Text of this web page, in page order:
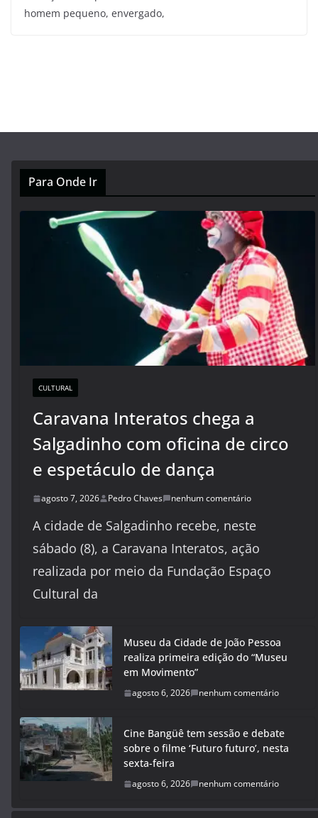
homem pequeno, envergado,
Para Onde Ir
CULTURAL
Caravana Interatos chega a
Salgadinho com oficina de circo
e espetáculo de dança
agosto 7, 2026 Pedro Chaves nenhum comentário
A cidade de Salgadinho recebe, neste
sábado (8), a Caravana Interatos, ação
realizada por meio da Fundação Espaço
Cultural da
Museu da Cidade de João Pessoa
realiza primeira edição do “Museu
em Movimento”
agosto 6, 2026 nenhum comentário
Cine Bangüê tem sessão e debate
sobre o filme ‘Futuro futuro’, nesta
sexta-feira
agosto 6, 2026 nenhum comentário